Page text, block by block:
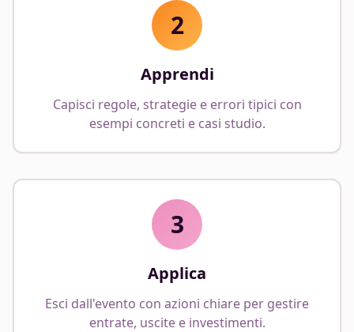
2
Apprendi
Capisci regole, strategie e errori tipici con
esempi concreti e casi studio.
3
Applica
Esci dall'evento con azioni chiare per gestire
entrate, uscite e investimenti.